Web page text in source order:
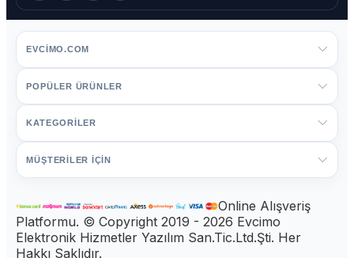
EVCIMO.COM
POPÜLER ÜRÜNLER
KATEGORİLER
MÜŞTERİLER İÇİN
Online Alışveriş
Platformu. © Copyright 2019 - 2026 Evcimo
Elektronik Hizmetler Yazılım San.Tic.Ltd.Şti. Her
Hakkı Saklıdır.